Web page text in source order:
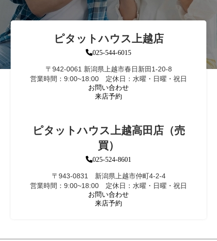
ピタットハウス上越店
025-544-6015
〒942-0061 新潟県上越市春日新田1-20-8
営業時間：9:00~18:00 定休日：水曜・日曜・祝日
お問い合わせ
来店予約
ピタットハウス上越高田店（売
買）
025-524-8601
〒943-0831 新潟県上越市仲町4-2-4
営業時間：9:00~18:00 定休日：水曜・日曜・祝日
お問い合わせ
来店予約